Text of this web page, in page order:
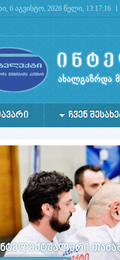
deprecated and will be removed in
6 აგვისტო, 2026 წელი, 13:17:16
ᲩᲕᲔᲜ